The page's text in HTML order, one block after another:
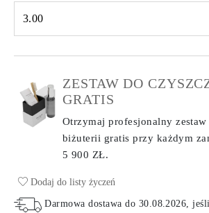
3.00
ZESTAW DO
GRATIS
Otrzymaj profesjonalny
biżuterii gratis przy każdym
5 900 ZŁ.
Dodaj do listy życzeń
Darmowa dostawa do 30.08.2026,